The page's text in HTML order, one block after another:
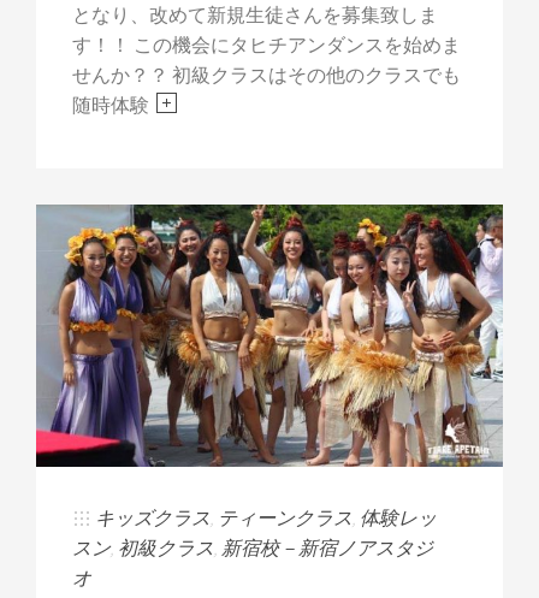
となり、改めて新規生徒さんを募集致しま
す！！ この機会にタヒチアンダンスを始めま
せんか？？ 初級クラスはその他のクラスでも
随時体験
キッズクラス, ティーンクラス, 体験レッ
スン, 初級クラス, 新宿校－新宿ノアスタジ
オ